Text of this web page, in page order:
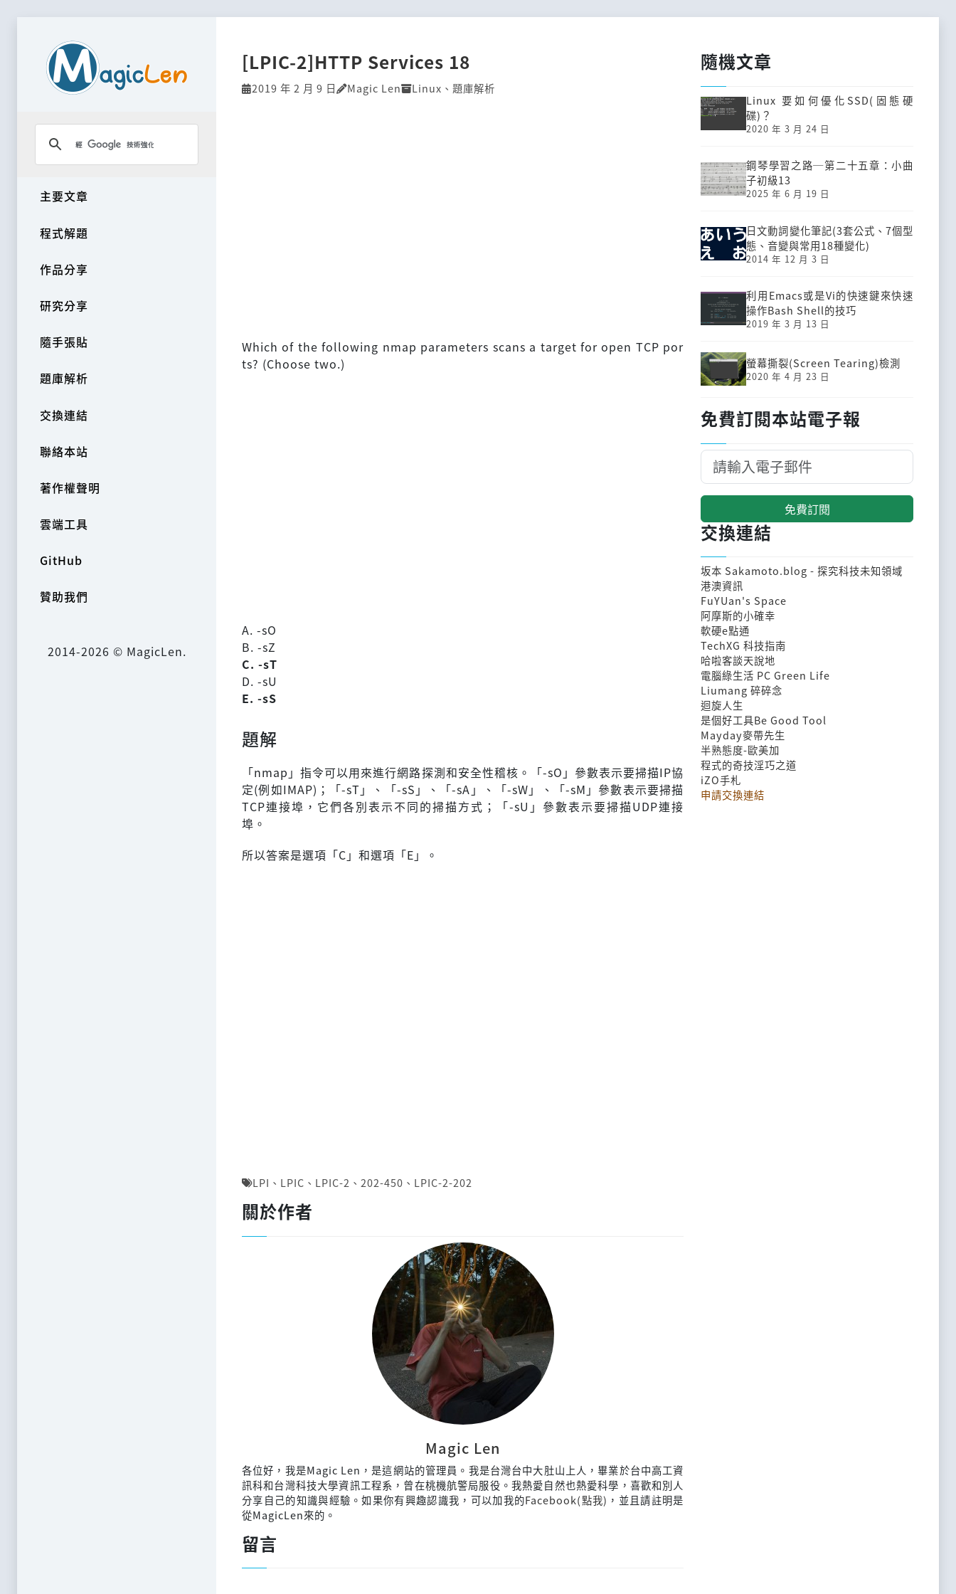
主要文章
程式解題
作品分享
研究分享
隨手張貼
題庫解析
交換連結
聯絡本站
著作權聲明
雲端工具
GitHub
贊助我們
2014-2026 © MagicLen.
[LPIC-2]HTTP Services 18
2019 年 2 月 9 日 Magic Len Linux 、 題庫解析
Which of the following nmap parameters scans a target for open TCP por
ts? (Choose two.)
A. -sO
B. -sZ
C. -sT
D. -sU
E. -sS
題解
「nmap」指令可以用來進行網路探測和安全性稽核。「-sO」參數表示要掃描IP協
定(例如IMAP)；「-sT」、「-sS」、「-sA」、「-sW」、「-sM」參數表示要掃描
TCP連接埠，它們各別表示不同的掃描方式；「-sU」參數表示要掃描UDP連接
埠。
所以答案是選項「C」和選項「E」。
LPI 、 LPIC 、 LPIC-2 、 202-450 、 LPIC-2-202
關於作者
Magic Len
各位好，我是Magic Len，是這網站的管理員。我是台灣台中大肚山上人，畢業於台中高工資
訊科和台灣科技大學資訊工程系，曾在桃機航警局服役。我熱愛自然也熱愛科學，喜歡和別人
分享自己的知識與經驗。如果你有興趣認識我，可以加我的Facebook(點我) ，並且請註明是
從MagicLen來的。
留言
隨機文章
Linux 要如何優化SSD(固態硬
碟)？
2020 年 3 月 24 日
鋼琴學習之路─第二十五章：小曲
子初級13
2025 年 6 月 19 日
日文動詞變化筆記(3套公式、7個型
態、音變與常用18種變化)
2014 年 12 月 3 日
利用Emacs或是Vi的快速鍵來快速
操作Bash Shell的技巧
2019 年 3 月 13 日
螢幕撕裂(Screen Tearing)檢測
2020 年 4 月 23 日
免費訂閱本站電子報
免費訂閱
交換連結
坂本 Sakamoto.blog - 探究科技未知領域
港澳資訊
FuYUan's Space
阿摩斯的小確幸
軟硬e點通
TechXG 科技指南
哈啦客談天說地
電腦綠生活 PC Green Life
Liumang 碎碎念
迴旋人生
是個好工具Be Good Tool
Mayday麥帶先生
半熟態度-歐美加
程式的奇技淫巧之道
iZO手札
申請交換連結